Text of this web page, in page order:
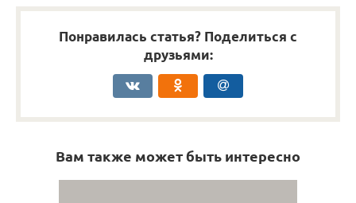
Понравилась статья? Поделиться с
друзьями:
Вам также может быть интересно